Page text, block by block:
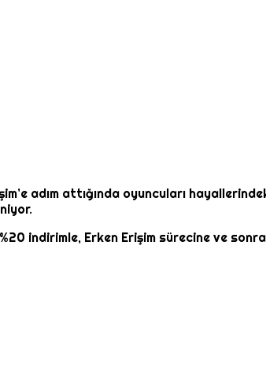
adım attığında oyuncuları
indirimle, Erken Erişim sürecine ve